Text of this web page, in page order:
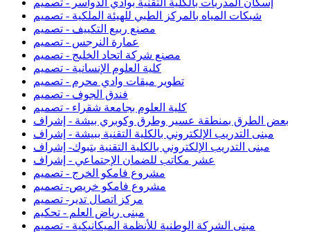
شبكات المياه بالمركز الطبي للهيئة الملكية - تصميم
مصنع ربيع التكييف - تصميم
عمارة النرجس - تصميم
مصنع شركة اتحاد الخليج - تصميم
كلية العلوم الإنسانية - تصميم
تطوير ميقات وادي محرم - تصميم
فندق الجوف - تصميم
كلية العلوم بجامعة شقراء - تصميم
بعض الطرق بمنطقة عسير وطرق وكوبري بيشة - إشراف
مبنى التدريب الإلكتروني بالكلية التقنية ببيشة - إشراف
مبنى التدريب الإلكتروني بالكلية التقنية بتبوك- إشراف
عشر مكاتب للضمان الإجتماعي - إشراف
مشروع فامكو الخرج - تصميم
مشروع فامكو خريص- تصميم
مركز اتصال تدير- تصميم
مبنى رياض العلم - تحكيم
مبنى الشركة الوطنية للأنظمة الميكانيكية - تصميم